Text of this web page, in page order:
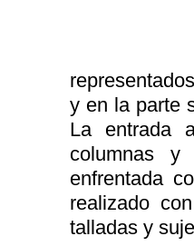
y en la parte
La entrada
columnas
enfrentada
realizado
talladas y